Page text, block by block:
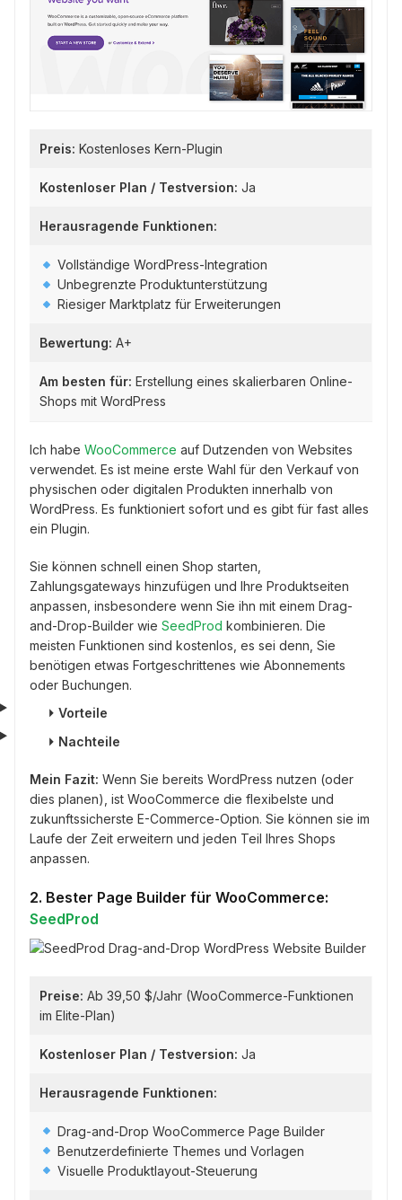
Preis: Kostenloses Kern-Plugin
Kostenloser Plan / Testversion: Ja
Herausragende Funktionen:
Vollständige WordPress-Integration
Unbegrenzte Produktunterstützung
Riesiger Marktplatz für Erweiterungen
Bewertung: A+
Am besten für: Erstellung eines skalierbaren Online-
Shops mit WordPress
Ich habe WooCommerce auf Dutzenden von Websites
verwendet. Es ist meine erste Wahl für den Verkauf von
physischen oder digitalen Produkten innerhalb von
WordPress. Es funktioniert sofort und es gibt für fast alles
ein Plugin.
Sie können schnell einen Shop starten,
Zahlungsgateways hinzufügen und Ihre Produktseiten
anpassen, insbesondere wenn Sie ihn mit einem Drag-
and-Drop-Builder wie SeedProd kombinieren. Die
meisten Funktionen sind kostenlos, es sei denn, Sie
benötigen etwas Fortgeschrittenes wie Abonnements
oder Buchungen.
⏵ Vorteile
⏵ Nachteile
Mein Fazit: Wenn Sie bereits WordPress nutzen (oder
dies planen), ist WooCommerce die flexibelste und
zukunftssicherste E-Commerce-Option. Sie können sie im
Laufe der Zeit erweitern und jeden Teil Ihres Shops
anpassen.
2. Bester Page Builder für WooCommerce:
SeedProd
Preise: Ab 39,50 $/Jahr (WooCommerce-Funktionen
im Elite-Plan)
Kostenloser Plan / Testversion: Ja
Herausragende Funktionen:
Drag-and-Drop WooCommerce Page Builder
Benutzerdefinierte Themes und Vorlagen
Visuelle Produktlayout-Steuerung